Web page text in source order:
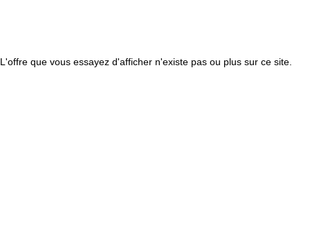
L'offre que vous essayez d'afficher n'existe pas ou plus sur ce site.